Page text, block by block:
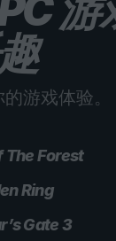
游戏体验。
The Forest
Ring
Gate 3